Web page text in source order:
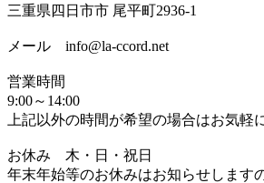
三重県四日市市 尾平町2936-1
メール info@la-ccord.net
営業時間
9:00～14:00
上記以外の時間が希望の場合はお気軽
お休み 木・日・祝日
年末年始等のお休みはお知らせします